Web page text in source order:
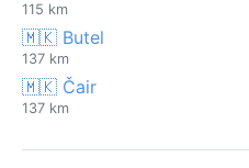
115 km
🇲🇰 Butel
137 km
🇲🇰 Čair
137 km